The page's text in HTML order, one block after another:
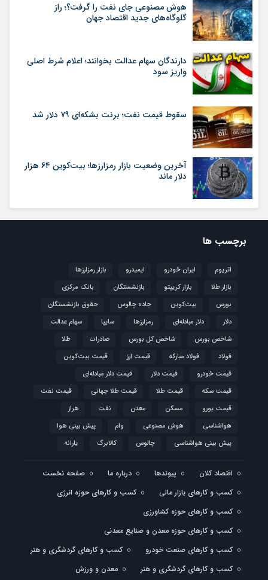
هوش مصنوعی جای نفت را گرفت؟؛ راز
گلوگاه‌های جدید اقتصاد جهان
دارندگان سهام عدالت بخوانند؛ اعلام شرط اصلی
واریز سود
سقوط قیمت نفت؛ برنت بشکه‌ای ۷۹ دلار شد
آخرین وضعیت بازار رمزارزها؛ بیت‌کوین ۶۴ هزار
دلار ماند
برچسب ها
اتریوم ایران خودرو ایمیدرو
بازار رمزارزها
بازار طلا
بازار کریپتو بازنشستگان
بانک مرکزی
بورس
بیت‌کوین جاده چالوس
حقوق بازنشستگان
دلار
دلار مبادله‌ای رمزارزها سایپا
سهام عدالت
شاخص بورس
شاخص کل بورس صادرات
طلا
فولاد
فولاد مبارکه قیمت ارز
قیمت بیت‌کوین
قیمت خودرو
قیمت دلار
قیمت دلار مبادله‌ای
قیمت سکه
قیمت طلا قیمت طلا جهانی
قیمت نفت
قیمت یورو
مسکن معدن نفت
هراز
هواشناسی
هوش مصنوعی وام
پیش بینی هوا
پیش بینی هواشناسی
چالوس کالابرگ یارانه
اقتصاد کلان پیوندها درباره ما
صفحه نخست
کسب و کارهای بازار مالی
کسب و کارهای حوزه انرژی
کسب و کارهای حوزه کشاورزی
کسب و کارهای حوزه معدن و صنایع معدنی
کسب و کارهای صنعت خودرو
کسب و کارهای گردشگری و هنر
کسب و کارهای گردشگری و هنر
معدن و ورزش